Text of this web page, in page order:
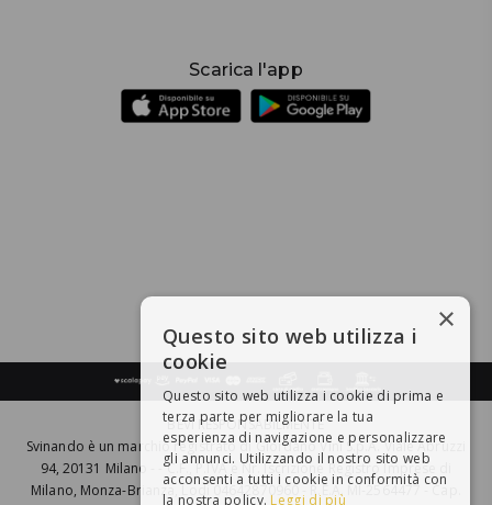
Scarica l'app
BEVI RESPONSABILMENTE
Svinando è un marchio registrato di Giordano Vini S.p.A. Viale Abruzzi
94, 20131 Milano - - C.F., P.IVA e Nr. Iscrizione Registro Imprese di
Milano, Monza-Brianza, Lodi 04642870960 - R.E.A. MI-2564477 - Cap.
×
Questo sito web utilizza i
cookie
Questo sito web utilizza i cookie di prima e
terza parte per migliorare la tua
esperienza di navigazione e personalizzare
gli annunci. Utilizzando il nostro sito web
acconsenti a tutti i cookie in conformità con
la nostra policy. Leggi di più